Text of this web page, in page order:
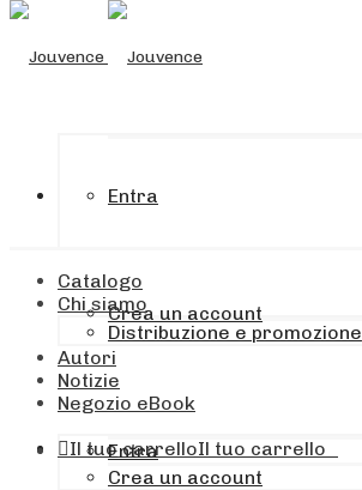
Entra
Crea un account
Il tuo carrelloIl tuo carrello
Catalogo
Chi siamo
Distribuzione e promozione
Autori
Notizie
Negozio eBook
Entra
Crea un account